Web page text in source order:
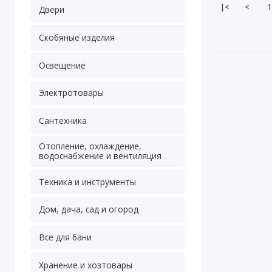
Двери
Скобяные изделия
Освещение
Электротовары
Сантехника
Отопление, охлаждение,
водоснабжение и вентиляция
Техника и инструменты
Дом, дача, сад и огород
Все для бани
Хранение и хозтовары
|< < 1